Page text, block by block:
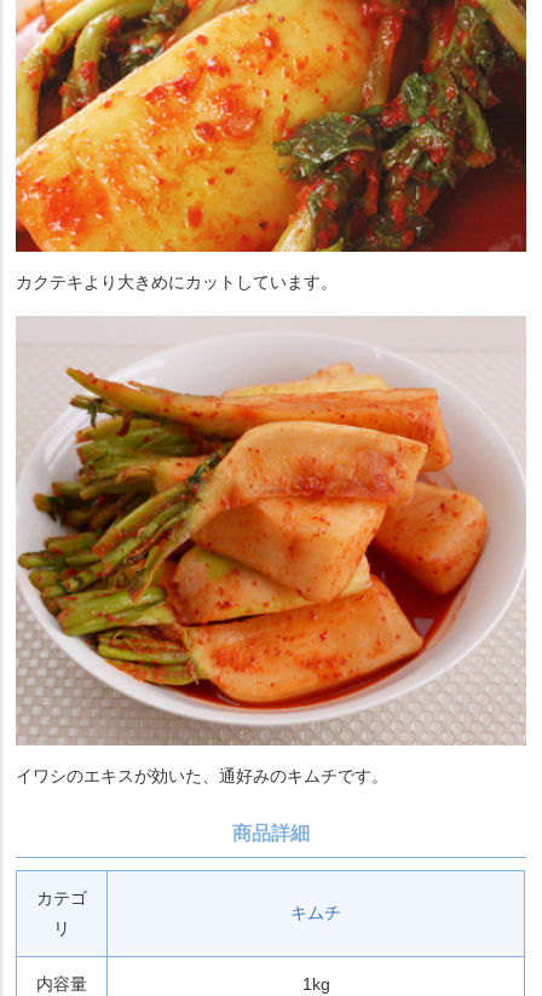
カクテキより大きめにカットしています。
イワシのエキスが効いた、通好みのキムチです。
商品詳細
カテゴ
リ
キムチ
内容量 1kg